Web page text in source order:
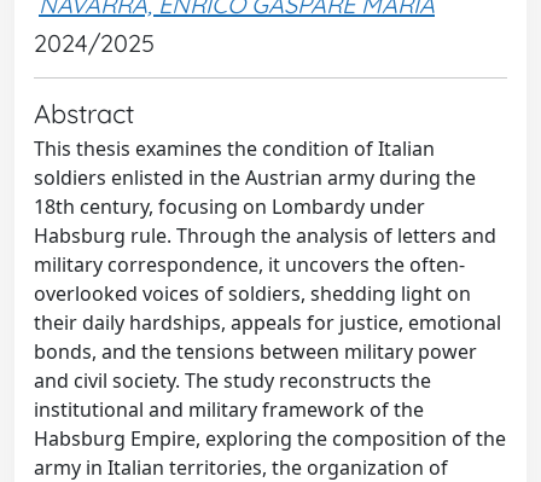
2024/2025
Abstract
This thesis examines the condition of Italian
soldiers enlisted in the Austrian army during the
18th century, focusing on Lombardy under
Habsburg rule. Through the analysis of letters and
military correspondence, it uncovers the often-
overlooked voices of soldiers, shedding light on
their daily hardships, appeals for justice, emotional
bonds, and the tensions between military power
and civil society. The study reconstructs the
institutional and military framework of the
Habsburg Empire, exploring the composition of the
army in Italian territories, the organization of